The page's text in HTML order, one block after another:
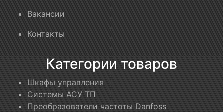
Вакансии
Контакты
Категории товаров
Шкафы управления
Системы АСУ ТП
Преобразователи частоты Danfoss